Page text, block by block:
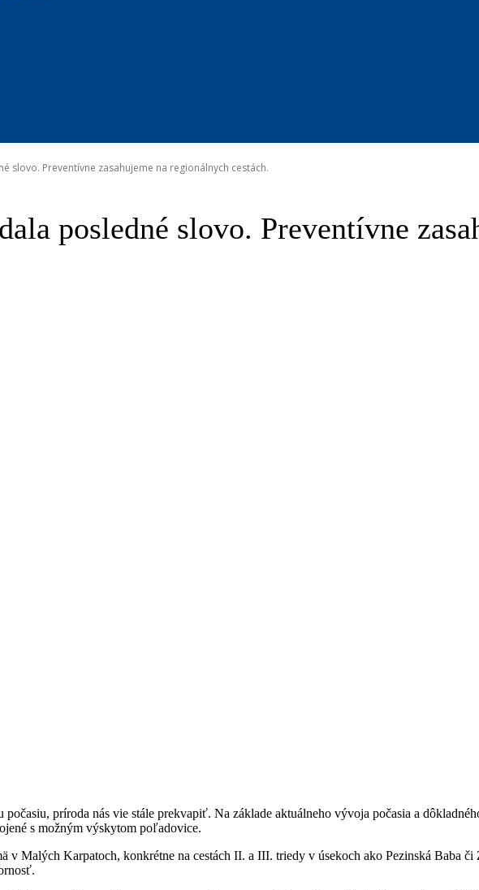
slovo. Preventívne zasahujeme na regionálnych cestách.
posledné slovo. Preventívne
príroda nás vie stále prekvapiť. Na základe aktuálneho vývoja počasia a
s možným výskytom poľadovice.
v Malých Karpatoch, konkrétne na cestách II. a III. triedy v úsekoch ako Pezinská Baba